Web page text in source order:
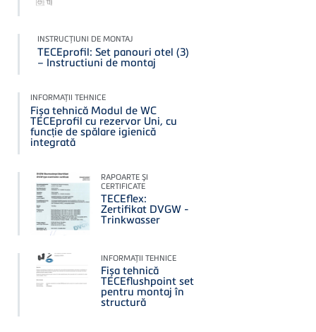
INSTRUCŢIUNI DE MONTAJ
TECEprofil: Set panouri otel (3)
– Instructiuni de montaj
INFORMAŢII TEHNICE
Fișa tehnică Modul de WC
TECEprofil cu rezervor Uni, cu
funcție de spălare igienică
integrată
RAPOARTE ŞI
CERTIFICATE
TECEflex:
Zertifikat DVGW -
Trinkwasser
INFORMAŢII TEHNICE
Fișa tehnică
TECEflushpoint set
pentru montaj în
structură